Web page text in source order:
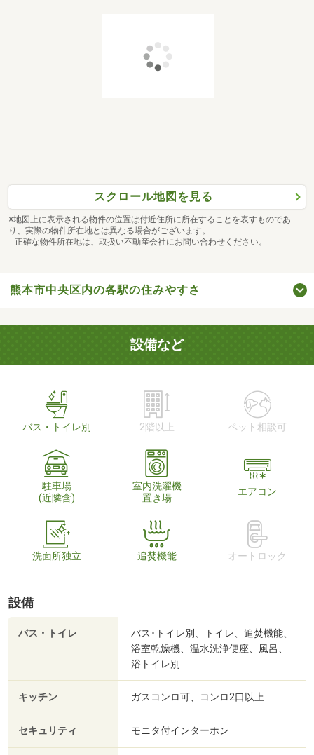
スクロール地図を見る
※地図上に表示される物件の位置は付近住所に所在することを表すものであ
り、実際の物件所在地とは異なる場合がございます。
正確な物件所在地は、取扱い不動産会社にお問い合わせください。
熊本市中央区内の各駅の住みやすさ
設備など
バス・トイレ別 2階以上 ペット相談可
駐車場
(近隣含)
室内洗濯機
置き場
エアコン
洗面所独立 追焚機能 オートロック
設備
バス・トイレ
バス･トイレ別、トイレ、追焚機能、
浴室乾燥機、温水洗浄便座、風呂、
浴トイレ別
キッチン ガスコンロ可、コンロ2口以上
セキュリティ モニタ付インターホン